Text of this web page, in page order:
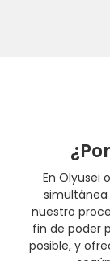
En Olyusei
simultánea
nuestro
fin de poder
posible, y